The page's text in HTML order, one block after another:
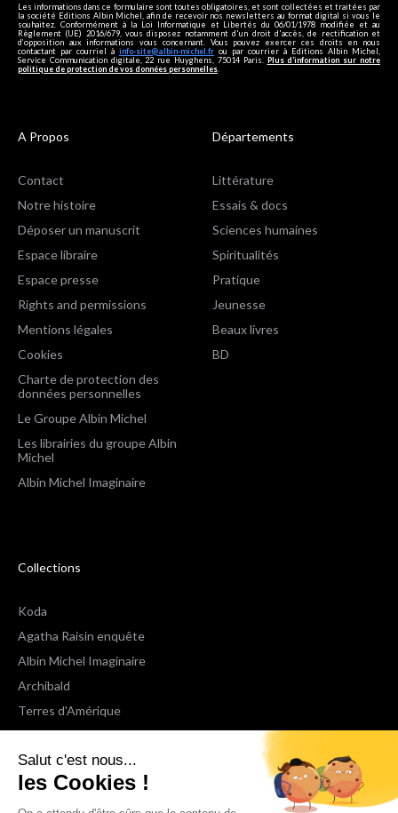
Salut c'est nous...
les Cookies !
Les informations dans ce formulaire sont toutes obligatoires, et sont collectées et traitées par
la société Editions Albin Michel, afin de recevoir nos newsletters au format digital si vous le
souhaitez. Conformément à la Loi Informatique et Libertés du 06/01/1978 modifiée et au
Règlement (UE) 2016/679, vous disposez notamment d'un droit d'accès, de rectification et
d’opposition aux informations vous concernant. Vous pouvez exercer ces droits en nous
contactant par courriel à info-site@albin-michel.fr ou par courrier à Editions Albin Michel,
Service Communication digitale, 22 rue Huyghens, 75014 Paris. Plus d’information sur notre
politique de protection de vos données personnelles
A Propos
Contact
Notre histoire
Déposer un manuscrit
Espace libraire
Espace presse
Rights and permissions
Mentions légales
Cookies
Charte de protection des
données personnelles
Le Groupe Albin Michel
Les librairies du groupe Albin
Michel
Albin Michel Imaginaire
Départements
Littérature
Essais & docs
Sciences humaines
Spiritualités
Pratique
Jeunesse
Beaux livres
BD
Collections
Koda
Agatha Raisin enquête
Albin Michel Imaginaire
Archibald
Terres d'Amérique
Espaces Libres Poche
NOX
Wiz
Voir toutes les collections